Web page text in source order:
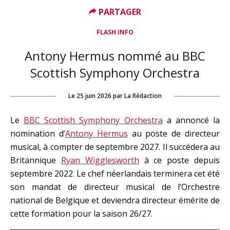
FLASH INFO
Antony Hermus nommé au BBC
Scottish Symphony Orchestra
Le 25 juin 2026 parLa Rédaction
Le BBC Scottish Symphony Orchestra a annoncé la
nomination d’Antony Hermus au poste de directeur
musical, à compter de septembre 2027. Il succédera au
Britannique Ryan Wigglesworth à ce poste depuis
septembre 2022. Le chef néerlandais terminera cet été
son mandat de directeur musical de l’Orchestre
national de Belgique et deviendra directeur émérite de
cette formation pour la saison 26/27.
PARTAGER